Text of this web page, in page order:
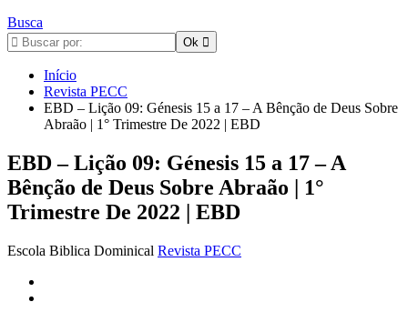
Busca
Início
Revista PECC
EBD – Lição 09: Génesis 15 a 17 – A Bênção de Deus Sobre
Abraão | 1° Trimestre De 2022 | EBD
EBD – Lição 09: Génesis 15 a 17 – A
Bênção de Deus Sobre Abraão | 1°
Trimestre De 2022 | EBD
Escola Biblica Dominical Revista PECC